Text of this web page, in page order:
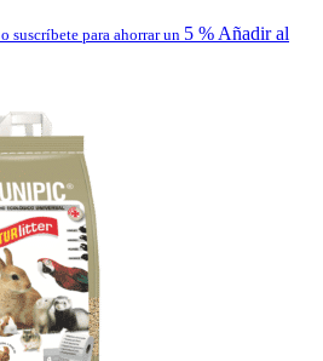
o suscríbete para ahorrar un 5 % Añadir al